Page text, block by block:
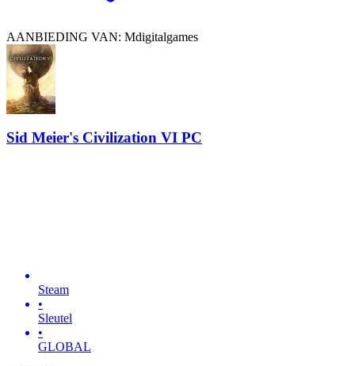
AANBIEDING VAN: Mdigitalgames
Sid Meier's Civilization VI PC
Steam
•
Sleutel
•
GLOBAL